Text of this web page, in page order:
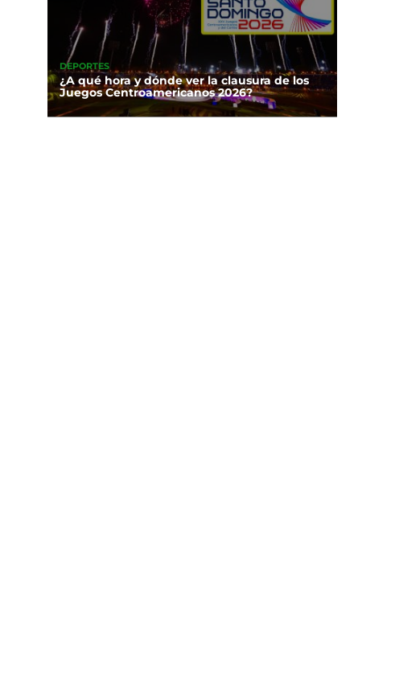
DEPORTES
¿A qué hora y dónde ver la clausura de los
Juegos Centroamericanos 2026?